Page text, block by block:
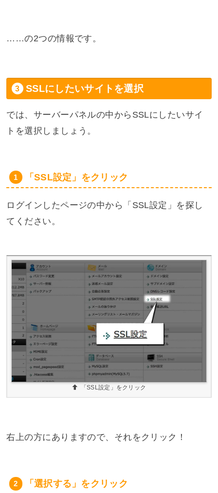
……の2つの情報です。
SSLにしたいサイトを選択
では、サーバーパネルの中からSSLにしたいサイ
トを選択しましょう。
「SSL設定」をクリック
ログインしたページの中から「SSL設定」を探し
てください。
「SSL設定」をクリック
右上の方にありますので、それをクリック！
「選択する」をクリック